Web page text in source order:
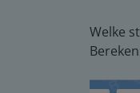
Welke